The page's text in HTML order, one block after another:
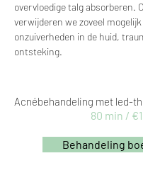
overvloedige talg absorberen.
verwijderen we zoveel
onzuiverheden in de huid,
ontsteking.
Acnébehandeling met
80 min /
Behandeling